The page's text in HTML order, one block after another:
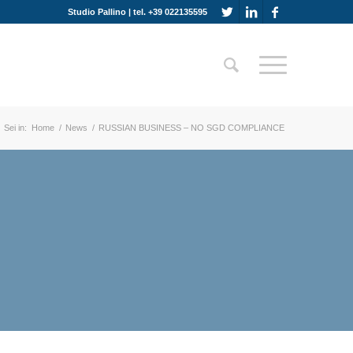
Studio Pallino | tel. +39 022135595
Sei in: Home / News / RUSSIAN BUSINESS – NO SGD COMPLIANCE